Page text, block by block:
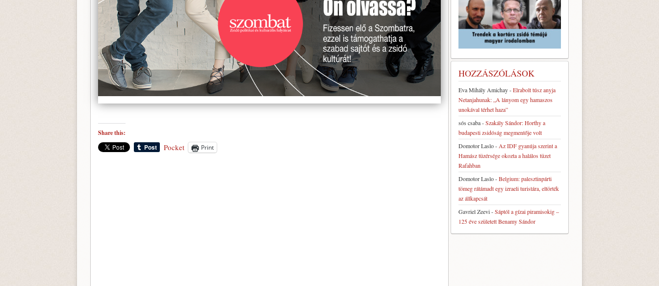
Share this:
Pocket Print
HOZZÁSZÓLÁSOK
Eva Mihály Amichay-Elrabolt túsz anyja
Netanjahunak: „A lányom egy hamaszos
unokával térhet haza”
sós csaba-Szakály Sándor: Horthy a
budapesti zsidóság megmentője volt
Domotor Laslo- Az IDF gyanúja szerint a
Hamász tüzérsége okozta a halálos tüzet
Rafahban
Domotor Laslo-Belgium: palesztinpárti
tömeg rátámadt egy izraeli turistára, eltörték
az állkapcsát
Gavriel Zeevi-Sáptól a gízai piramisokig –
125 éve született Benamy Sándor